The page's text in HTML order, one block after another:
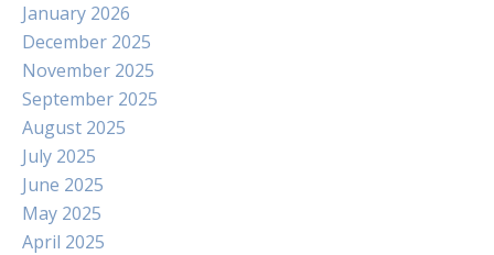
January 2026
December 2025
November 2025
September 2025
August 2025
July 2025
June 2025
May 2025
April 2025